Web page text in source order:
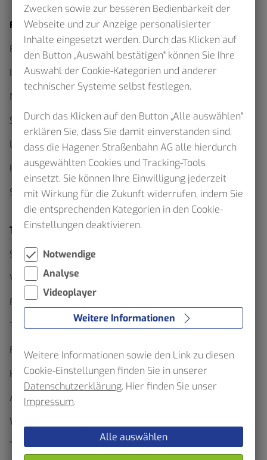
Fahrplan
Fahrplanauskunft
Interaktiver Netzplan
Netzpläne als Download
Sommerfahrplan 2026
Linienfahrpläne
Haltestellenskizzen
Schülerverkehr
Ticketfinder
Schluss mit Waben Wirrwarr
Verkehrserhebung im Verbundgebiet – VRR bittet
Fahrgäste um Mithilfe
Ticketfinder
Formulare und Anträge
HST App
Abo-Onlineshop
Wo gibt es Tickets zu kaufen?
Tarifgebiete, Regionen & Preisstufen
Zwecken sowie zur besseren Bedienbarkeit der
Webseite und zur Anzeige personalisierter
Inhalte eingesetzt werden. Durch das Klicken auf
den Button „Auswahl bestätigen" können Sie Ihre
Auswahl der Cookie-Kategorien und anderer
technischer Systeme selbst festlegen.
Durch das Klicken auf den Button „Alle auswählen"
erklären Sie, dass Sie damit einverstanden sind,
dass die Hagener Straßenbahn AG alle hierdurch
ausgewählten Cookies und Tracking-Tools
einsetzt. Sie können Ihre Einwilligung jederzeit
mit Wirkung für die Zukunft widerrufen, indem Sie
die entsprechenden Kategorien in den Cookie-
Einstellungen deaktivieren.
Notwendige
Analyse
Videoplayer
Weitere Informationen
Weitere Informationen sowie den Link zu diesen
Cookie-Einstellungen finden Sie in unserer
Datenschutzerklärung. Hier finden Sie unser
Impressum.
Alle auswählen